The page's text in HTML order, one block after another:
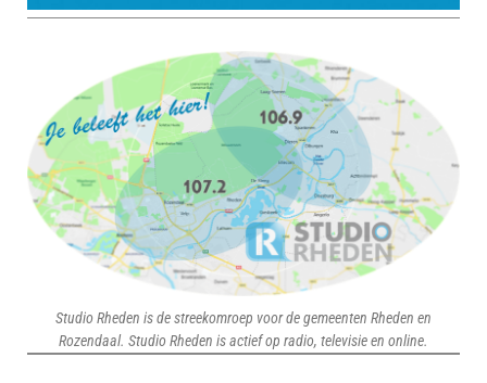
Studio Rheden is de streekomroep voor de gemeenten Rheden en
Rozendaal. Studio Rheden is actief op radio, televisie en online.